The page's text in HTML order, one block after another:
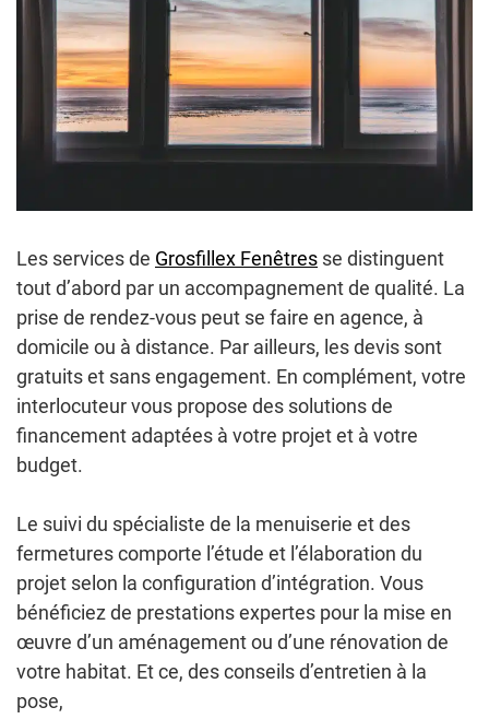
Les services de Grosfillex Fenêtres se distinguent
tout d’abord par un accompagnement de qualité. La
prise de rendez-vous peut se faire en agence, à
domicile ou à distance. Par ailleurs, les devis sont
gratuits et sans engagement. En complément, votre
interlocuteur vous propose des solutions de
financement adaptées à votre projet et à votre
budget.
Le suivi du spécialiste de la menuiserie et des
fermetures comporte l’étude et l’élaboration du
projet selon la configuration d’intégration. Vous
bénéficiez de prestations expertes pour la mise en
œuvre d’un aménagement ou d’une rénovation de
votre habitat. Et ce, des conseils d’entretien à la
pose,